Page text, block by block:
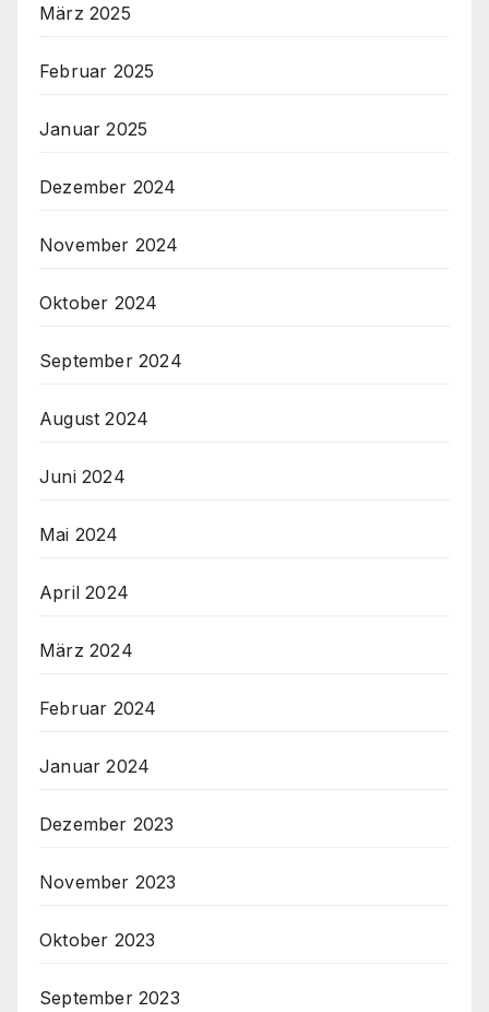
März 2025
Februar 2025
Januar 2025
Dezember 2024
November 2024
Oktober 2024
September 2024
August 2024
Juni 2024
Mai 2024
April 2024
März 2024
Februar 2024
Januar 2024
Dezember 2023
November 2023
Oktober 2023
September 2023